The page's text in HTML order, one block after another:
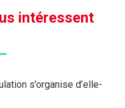
intéressent
s’organise d’elle-